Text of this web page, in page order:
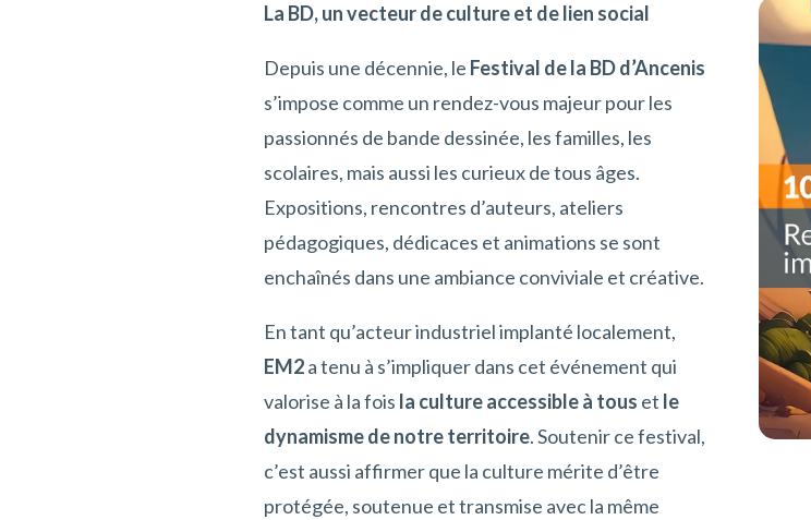
La BD, un vecteur de culture et de lien social
Depuis une décennie, le Festival de la BD d’Ancenis
s’impose comme un rendez-vous majeur pour les
passionnés de bande dessinée, les familles, les
scolaires, mais aussi les curieux de tous âges.
Expositions, rencontres d’auteurs, ateliers
pédagogiques, dédicaces et animations se sont
enchaînés dans une ambiance conviviale et créative.
En tant qu’acteur industriel implanté localement,
EM2a tenu à s’impliquer dans cet événement qui
valorise à la fois la culture accessible à tous et le
dynamisme de notre territoire. Soutenir ce festival,
c’est aussi affirmer que la culture mérite d’être
protégée, soutenue et transmise avec la même